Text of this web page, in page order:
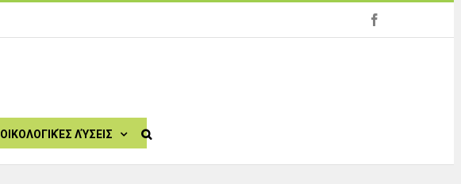
ΟΙΚΟΛΟΓΙΚΈΣ ΛΎΣΕΙΣ